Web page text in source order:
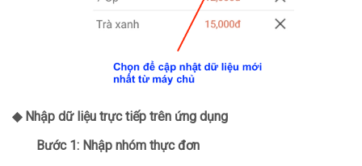
◆ Nhập dữ liệu trực tiếp trên ứng dụng
Bước 1: Nhập nhóm thực đơn